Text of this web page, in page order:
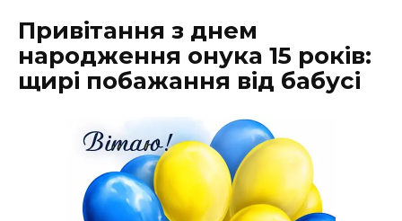
Привітання з днем
народження онука 15 років:
щирі побажання від бабусі